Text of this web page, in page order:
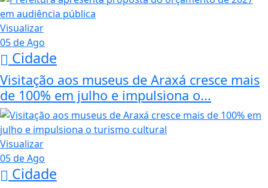
Visualizar
05 de Ago
Cidade
Visitação aos museus de Araxá cresce mais
de 100% em julho e impulsiona o...
Visualizar
05 de Ago
Cidade